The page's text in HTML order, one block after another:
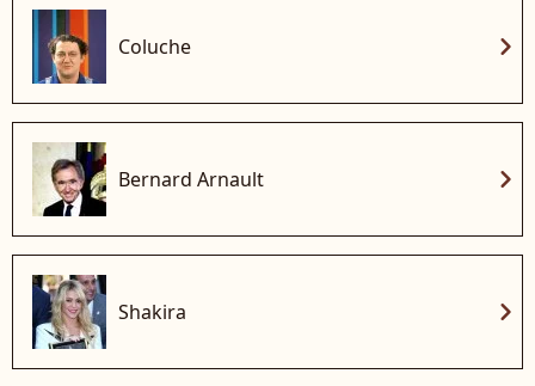
Coluche chevron_right
Bernard Arnault chevron_right
Shakira chevron_right